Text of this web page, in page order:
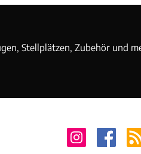
Stellplätzen, Zubehör und